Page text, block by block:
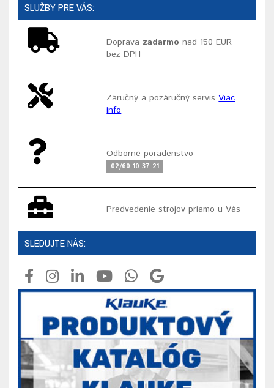
SLUŽBY PRE VÁS:
Doprava zadarmo nad 150 EUR
bez DPH
Záručný a pozáručný servisViac
info
Odborné poradenstvo
02/60 10 37 21
Predvedenie strojov priamo u Vás
SLEDUJTE NÁS: